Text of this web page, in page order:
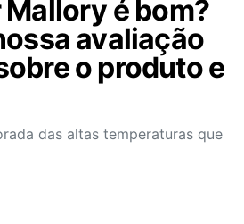
é bom?
avaliação
o produto e
das altas temperaturas que